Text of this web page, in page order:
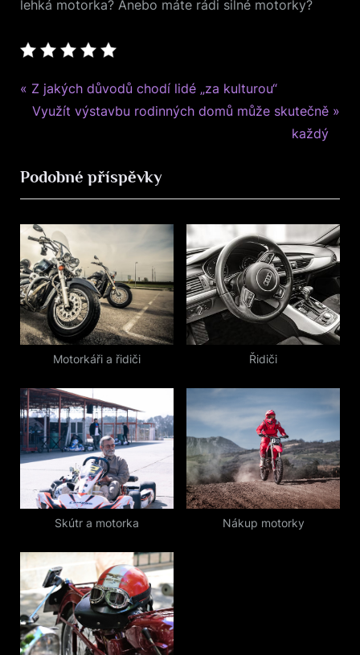
lehká motorka? Anebo máte rádi silné motorky?
Moto
Navigace
pro
P
r
i
o
u
s
P
o
s
t
Z jakých důvodů chodí lidé „za kulturou“
N
t
P
o
s
t
:
Využít výstavbu rodinných domů může skutečně
každý
Podobné příspěvky
Motorkáři a řidiči Řidiči
Skútr a motorka Nákup motorky